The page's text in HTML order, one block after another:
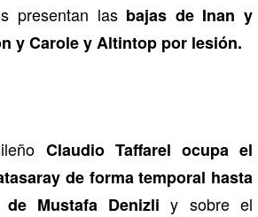
presentan las bajas de Inan y
y Carole y Altintop por lesión.
Claudio Taffarel ocupa el
de forma temporal hasta
de Mustafa Denizliy sobre el